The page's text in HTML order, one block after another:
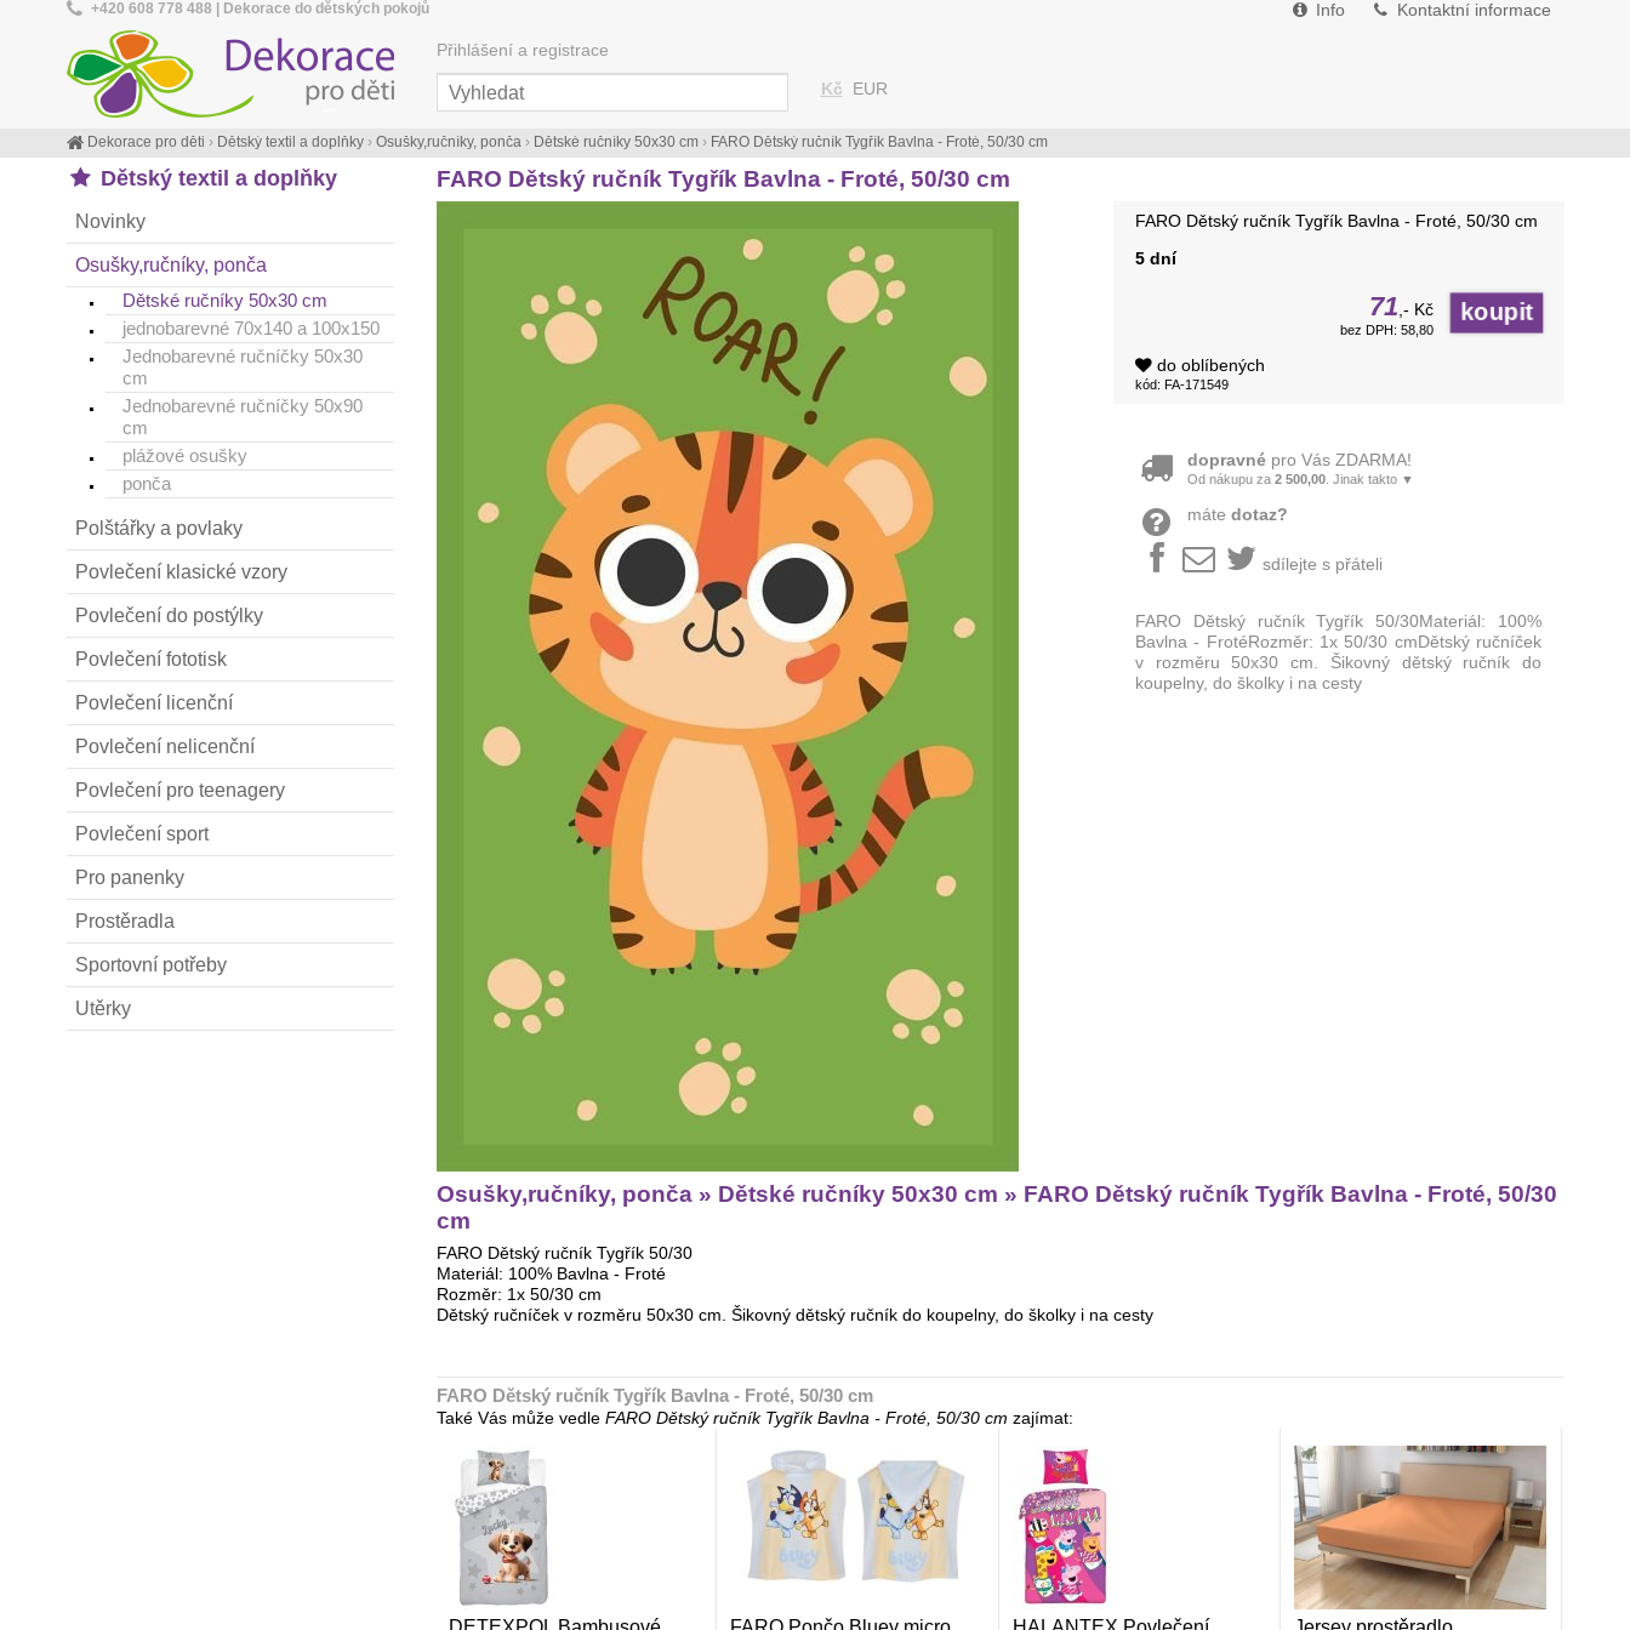
FARO Dětský ručník Tygřík Bavlna - Froté, 50/30 cm
FARO Dětský ručník Tygřík Bavlna - Froté, 50/30 cm
5 dní
71,- Kč
bez DPH: 58,80
do oblíbených
kód: FA-171549
dopravné pro Vás ZDARMA!
Od nákupu za2 500,00 . Jinak takto ▼
mátedotaz?
sdílejte s přáteli
FARO Dětský ručník Tygřík 50/30Materiál: 100%
Bavlna - FrotéRozměr: 1x 50/30 cmDětský ručníček
v rozměru 50x30 cm. Šikovný dětský ručník do
koupelny, do školky i na cesty
Osušky,ručníky, ponča » Dětské ručníky 50x30 cm » FARO Dětský ručník Tygřík Bavlna - Froté, 50/30
cm
FARO Dětský ručník Tygřík 50/30
Materiál: 100% Bavlna - Froté
Rozměr: 1x 50/30 cm
Dětský ručníček v rozměru 50x30 cm. Šikovný dětský ručník do koupelny, do školky i na cesty
FARO Dětský ručník Tygřík Bavlna - Froté, 50/30 cm
Také Vás může vedle FARO Dětský ručník Tygřík Bavlna - Froté, 50/30 cm zajímat:
Dětský textil a doplňky
Novinky
Osušky,ručníky, ponča
Dětské ručníky 50x30 cm
jednobarevné 70x140 a 100x150
Jednobarevné ručníčky 50x30
cm
Jednobarevné ručníčky 50x90
cm
plážové osušky
ponča
Polštářky a povlaky
Povlečení klasické vzory
Povlečení do postýlky
Povlečení fototisk
Povlečení licenční
Povlečení nelicenční
Povlečení pro teenagery
Povlečení sport
Pro panenky
Prostěradla
Sportovní potřeby
Utěrky
Info Kontaktní informace
Dekorace pro děti › Dětský textil a doplňky› Osušky,ručníky, ponča › Dětské ručníky 50x30 cm› FARO Dětský ručník Tygřík Bavlna - Froté, 50/30 cm
+420 608 778 488 | Dekorace do dětských pokojů
Kč EUR
Přihlášení a registrace